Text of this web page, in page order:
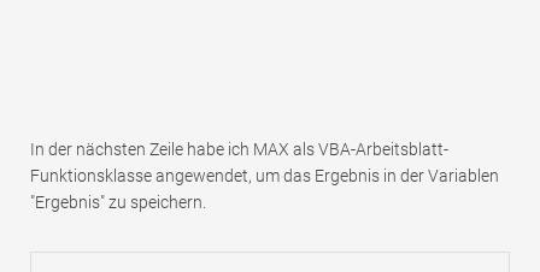
In der nächsten Zeile habe ich MAX als VBA-Arbeitsblatt-
Funktionsklasse angewendet, um das Ergebnis in der Variablen
"Ergebnis" zu speichern.